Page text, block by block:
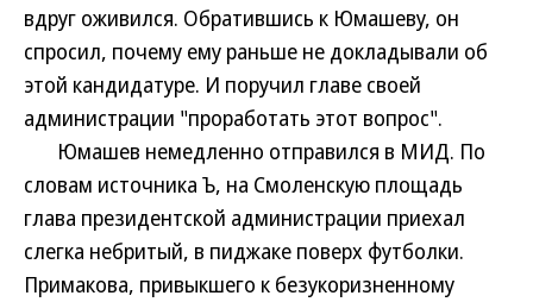
вдруг оживился. Обратившись к Юмашеву, он
спросил, почему ему раньше не докладывали об
этой кандидатуре. И поручил главе своей
администрации "проработать этот вопрос".
Юмашев немедленно отправился в МИД. По
словам источника Ъ, на Смоленскую площадь
глава президентской администрации приехал
слегка небритый, в пиджаке поверх футболки.
Примакова, привыкшего к безукоризненному